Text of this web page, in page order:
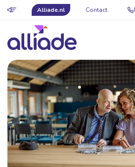
Alliade.nl Contact